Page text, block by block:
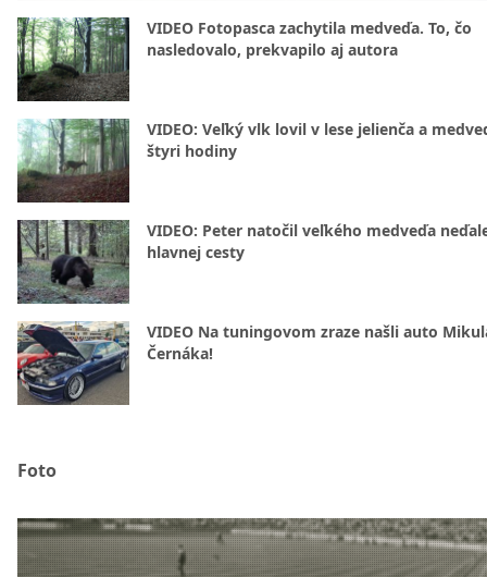
VIDEO Fotopasca zachytila medveďa. To, čo
nasledovalo, prekvapilo aj autora
VIDEO: Veľký vlk lovil v lese jelienča a
štyri hodiny
VIDEO: Peter natočil veľkého medveďa
hlavnej cesty
VIDEO Na tuningovom zraze našli auto
Černáka!
Foto